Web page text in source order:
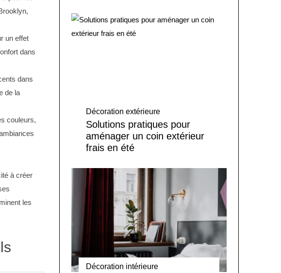
un effet
dans
dans
de la
couleurs,
à créer
les
Décoration extérieure
Solutions pratiques pour
aménager un coin extérieur
frais en été
Décoration intérieure